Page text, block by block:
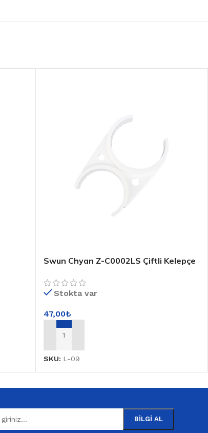
Swun Chyan Z-C0002LS Çiftli Kelepçe
Stokta var
47,00₺
SEPETE EKLE
SKU: L-09